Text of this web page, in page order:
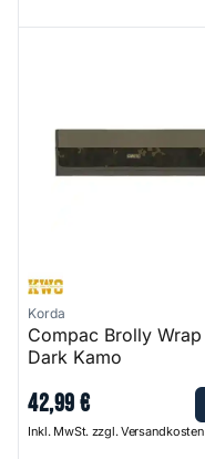
Korda
Compac Brolly Wrap
Dark Kamo
42,99€
Inkl. MwSt. zzgl. Versandkosten